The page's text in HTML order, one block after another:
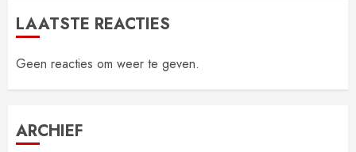
LAATSTE REACTIES
Geen reacties om weer te geven.
ARCHIEF